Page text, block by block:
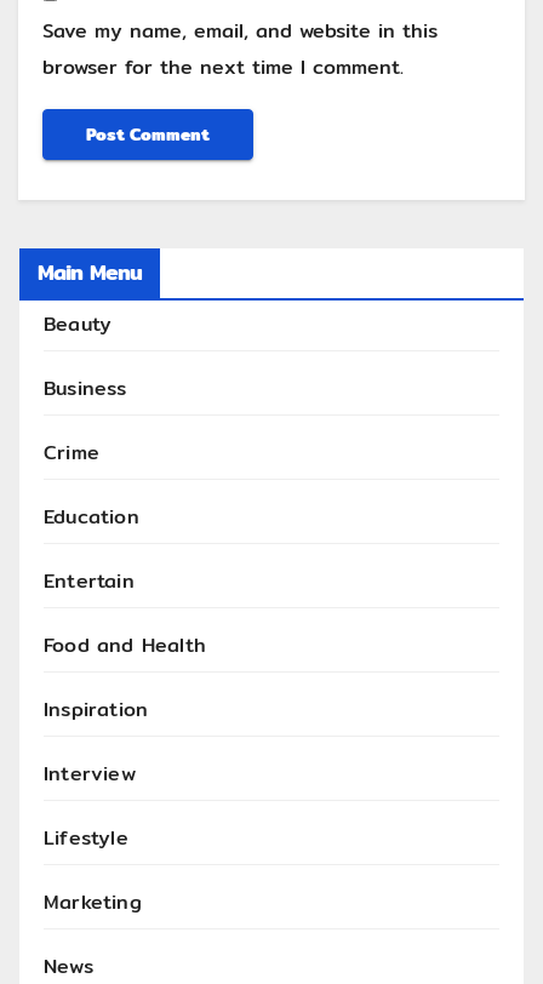
Save my name, email, and website in this
browser for the next time I comment.
Main Menu
Beauty
Business
Crime
Education
Entertain
Food and Health
Inspiration
Interview
Lifestyle
Marketing
News